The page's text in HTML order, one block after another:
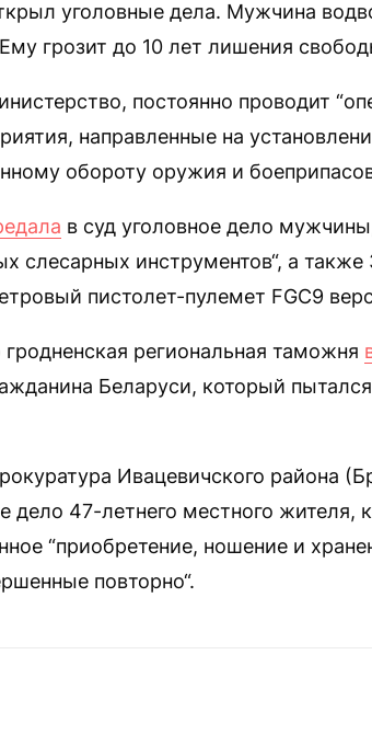
уголовные дела. Мужчина
грозит до 10 лет лишения
постоянно проводит
направленные на
обороту оружия и
в суд уголовное дело
слесарных инструментов“, а также
пистолет-пулемет FGC9
региональная таможня
Беларуси, который
Ивацевичского района
дело 47-летнего местного жителя,
“приобретение, ношение и
повторно“.